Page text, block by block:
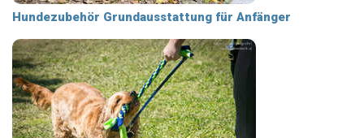
Hundezubehör Grundausstattung für Anfänger